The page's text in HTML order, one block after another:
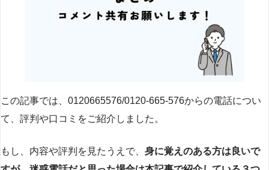
この記事では、0120665576/0120-665-576からの電話につい
て、評判や口コミをご紹介しました。
もし、内容や評判を見たうえで、 身に覚えのある方は良いで